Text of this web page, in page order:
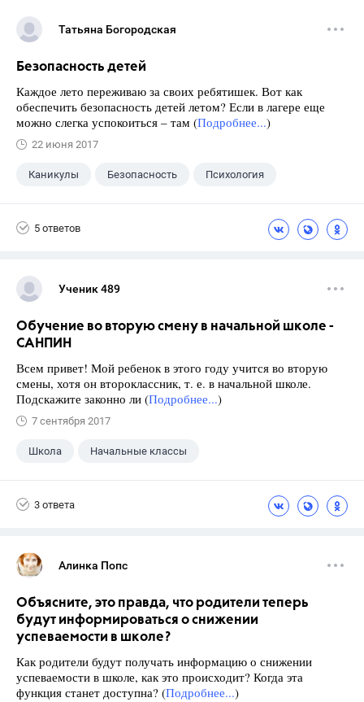
Татьяна Богородская
Безопасность детей
Каждое лето переживаю за своих ребятишек. Вот как
обеспечить безопасность детей летом? Если в лагере еще
можно слегка успокоиться – там (Подробнее...)
22 июня 2017
Каникулы Безопасность Психология
5 ответов
Ученик 489
Обучение во вторую смену в начальной школе -
САНПИН
Всем привет! Мой ребенок в этого году учится во вторую
смены, хотя он второклассник, т. е. в начальной школе.
Подскажите законно ли (Подробнее...)
7 сентября 2017
Школа Начальные классы
3 ответа
Алинка Попс
Объясните, это правда, что родители теперь
будут информироваться о снижении
успеваемости в школе?
Как родители будут получать информацию о снижении
успеваемости в школе, как это происходит? Когда эта
функция станет доступна? (Подробнее...)